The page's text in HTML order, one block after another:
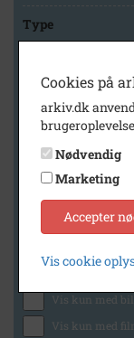
Type
Arkiv
Historisk Arkiv
Generelt
Vis kun med
Vis kun med
Cookies på
arkiv.dk
Nødvendig
Marketing
Accepter
Vis cookie